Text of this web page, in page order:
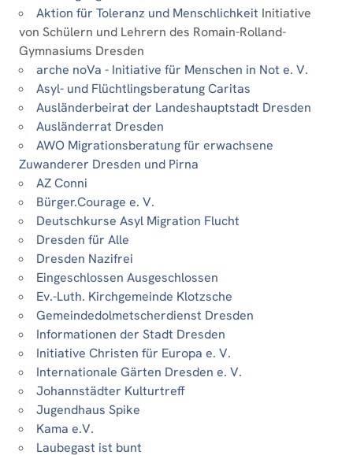
Aktion für Toleranz und Menschlichkeit Initiative
von Schülern und Lehrern des Romain-Rolland-
Gymnasiums Dresden
arche noVa - Initiative für Menschen in Not e. V.
Asyl- und Flüchtlingsberatung Caritas
Ausländerbeirat der Landeshauptstadt Dresden
Ausländerrat Dresden
AWO Migrationsberatung für erwachsene
Zuwanderer Dresden und Pirna
AZ Conni
Bürger.Courage e. V.
Deutschkurse Asyl Migration Flucht
Dresden für Alle
Dresden Nazifrei
Eingeschlossen Ausgeschlossen
Ev.-Luth. Kirchgemeinde Klotzsche
Gemeindedolmetscherdienst Dresden
Informationen der Stadt Dresden
Initiative Christen für Europa e. V.
Internationale Gärten Dresden e. V.
Johannstädter Kulturtreff
Jugendhaus Spike
Kama e.V.
Laubegast ist bunt